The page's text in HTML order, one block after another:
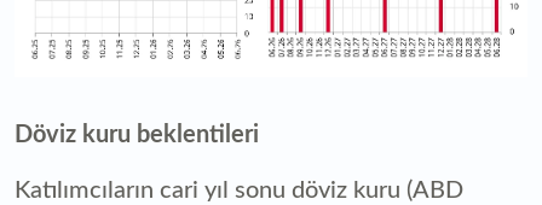
Döviz kuru beklentileri
Katılımcıların cari yıl sonu döviz kuru (ABD